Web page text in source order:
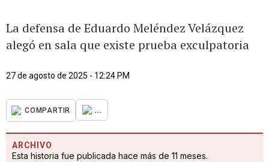
La defensa de Eduardo Meléndez Velázquez
alegó en sala que existe prueba exculpatoria
27 de agosto de 2025 - 12:24 PM
COMPARTIR ...
ARCHIVO
Esta historia fue publicada hace más de 11 meses.